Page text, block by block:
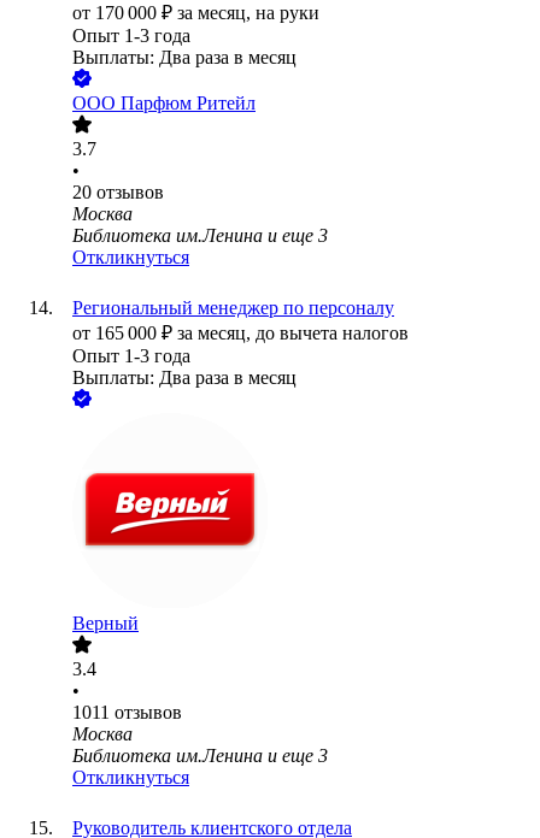
от 170 000 ₽ за месяц, на руки
Опыт 1-3 года
Выплаты: Два раза в месяц
ООО Парфюм Ритейл
3.7
•
20 отзывов
Москва
Библиотека им.Ленина и еще 3
Откликнуться
Региональный менеджер по персоналу
от 165 000 ₽ за месяц, до вычета налогов
Опыт 1-3 года
Выплаты: Два раза в месяц
Верный
3.4
•
1011 отзывов
Москва
Библиотека им.Ленина и еще 3
Откликнуться
Руководитель клиентского отдела